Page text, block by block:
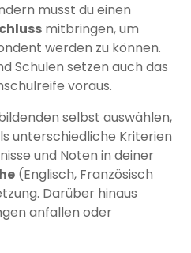
musst du einen
mitbringen, um
werden zu können.
Schulen setzen auch das
voraus.
selbst auswählen,
unterschiedliche Kriterien
und Noten in deiner
(Englisch, Französisch
Darüber hinaus
anfallen oder